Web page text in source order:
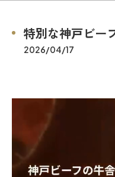
特別な神戸ビー
2026/04/17